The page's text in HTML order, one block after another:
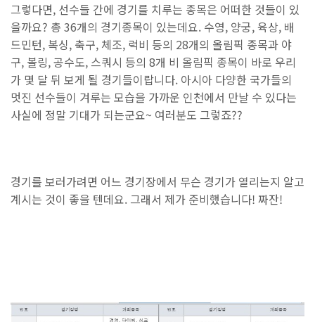
그렇다면, 선수들 간에 경기를 치루는 종목은 어떠한 것들이 있
을까요? 총 36개의 경기종목이 있는데요. 수영, 양궁, 육상, 배
드민턴, 복싱, 축구, 체조, 럭비 등의 28개의 올림픽 종목과 야
구, 볼링, 공수도, 스쿼시 등의 8개 비 올림픽 종목이 바로 우리
가 몇 달 뒤 보게 될 경기들이랍니다. 아시아 다양한 국가들의
멋진 선수들이 겨루는 모습을 가까운 인천에서 만날 수 있다는
사실에 정말 기대가 되는군요~ 여러분도 그렇죠??
경기를 보러가려면 어느 경기장에서 무슨 경기가 열리는지 알고
계시는 것이 좋을 텐데요. 그래서 제가 준비했습니다! 짜잔!